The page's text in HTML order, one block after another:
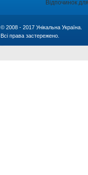
Відпочинок
© 2008 - 2017 Унікальна Україна.
Всі права застережено.